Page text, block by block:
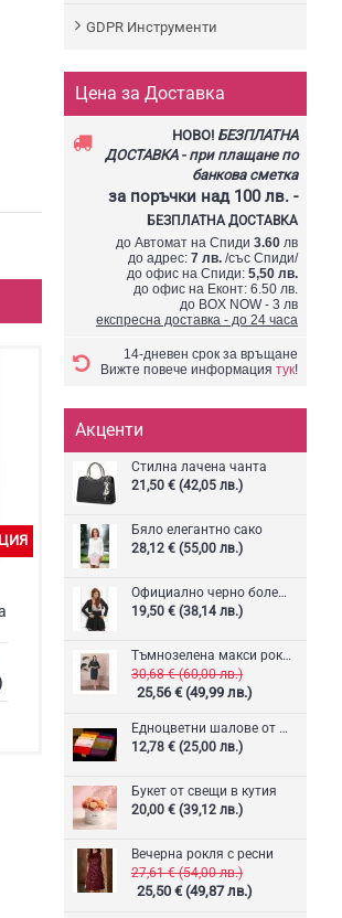
GDPR Инструменти
Цена за Доставка
НОВО! БЕЗПЛАТНА
ДОСТАВКА - при плащане по
банкова сметка
за поръчки над 100 лв. -
БЕЗПЛАТНА ДОСТАВКА
до Автомат на Спиди 3.60 лв
до адрес: 7 лв. /със Спиди/
до офис на Спиди: 5,50 лв.
до офис на Еконт: 6.50 лв.
до BOX NOW - 3 лв
експресна доставка - до 24 часа
14-дневен срок за връщане
Вижте повече информация тук!
Акценти
Стилна лачена чанта
21,50 € (42,05 лв.)
Бяло елегантно сако
28,12 € (55,00 лв.)
Официално черно болеро
19,50 € (38,14 лв.)
Тъмнозелена макси рокля
30,68 € (60,00 лв.)
25,56 € (49,99 лв.)
Едноцветни шалове от кашмир
12,78 € (25,00 лв.)
Букет от свещи в кутия
20,00 € (39,12 лв.)
Вечерна рокля с ресни
27,61 € (54,00 лв.)
25,50 € (49,87 лв.)